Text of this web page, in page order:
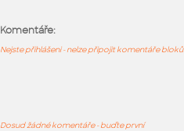
Komentáře:
Nejste přihlášeni - nelze připojit komentáře bloků
Dosud žádné komentáře - buďte první